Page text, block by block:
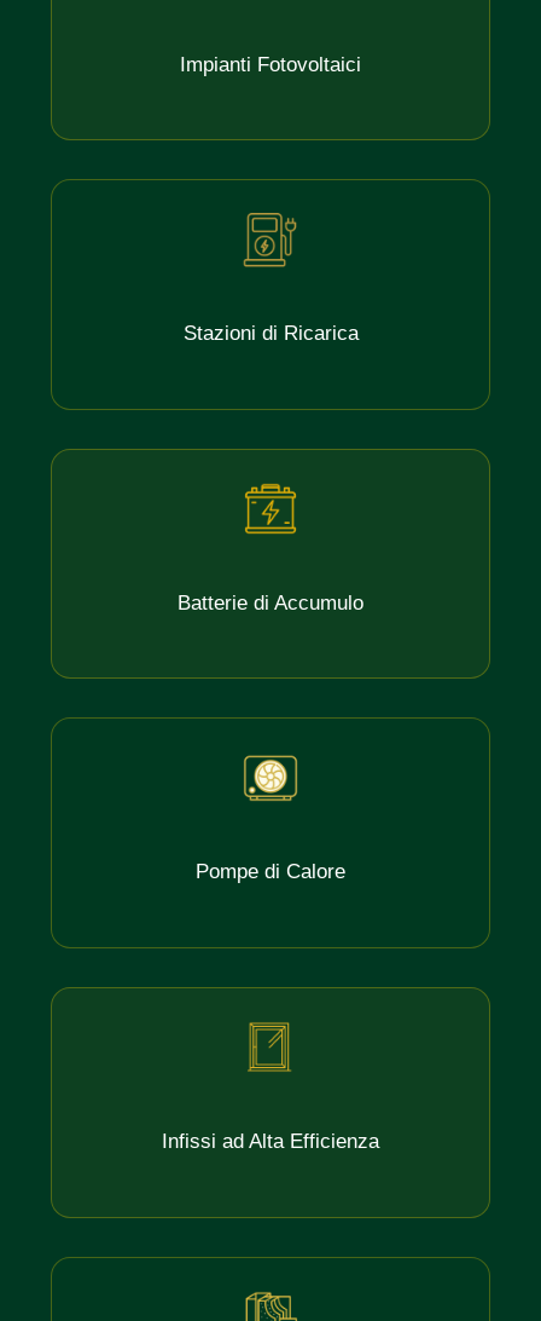
Impianti Fotovoltaici
Stazioni di Ricarica
Batterie di Accumulo
Pompe di Calore
Infissi ad Alta Efficienza